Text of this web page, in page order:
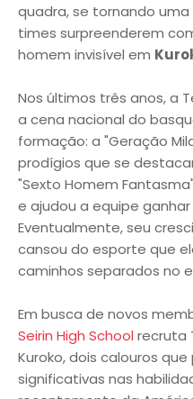
quadra, se tornando
times surpreenderem
homem invisível em
Nos últimos três anos, a
a cena nacional do
formação: a "Geração
prodígios que se
"Sexto Homem
e ajudou a equipe
Eventualmente, seu
cansou do esporte que
caminhos separados no
Em busca de novos
Seirin High School recruta
Kuroko, dois calouros
significativas nas